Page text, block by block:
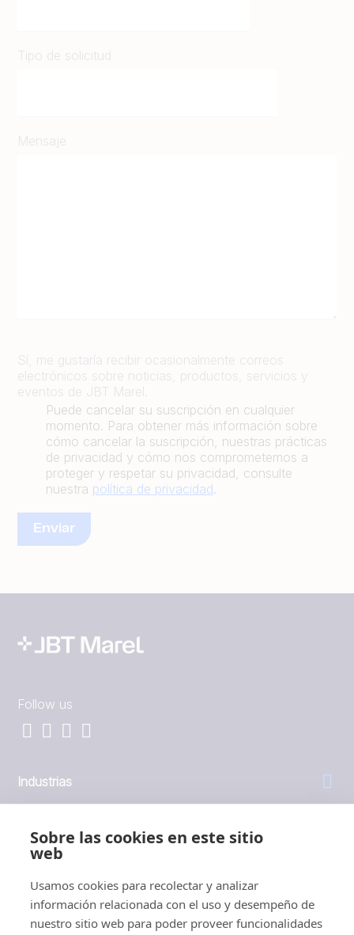
Sobre las cookies en este sitio
web
Usamos cookies para recolectar y analizar
información relacionada con el uso y desempeño de
nuestro sitio web para poder proveer funcionalidades
Tipo de solicitud
Mensaje
Sí, me gustaría recibir ocasionalmente correos
electrónicos sobre noticias, productos, servicios y
eventos de JBT Marel.
Puede cancelar su suscripción en cualquier
momento. Para obtener más información sobre
cómo cancelar la suscripción, nuestras prácticas
de privacidad y cómo nos comprometemos a
proteger y respetar su privacidad, consulte
nuestra política de privacidad.
Follow us
Industrias
Inversores